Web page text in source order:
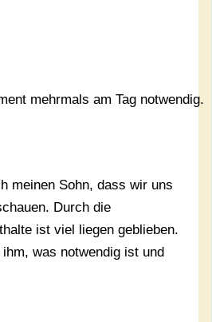
mehrmals am Tag notwendig.
meinen Sohn, dass wir uns
Durch die
ist viel liegen geblieben.
was notwendig ist und